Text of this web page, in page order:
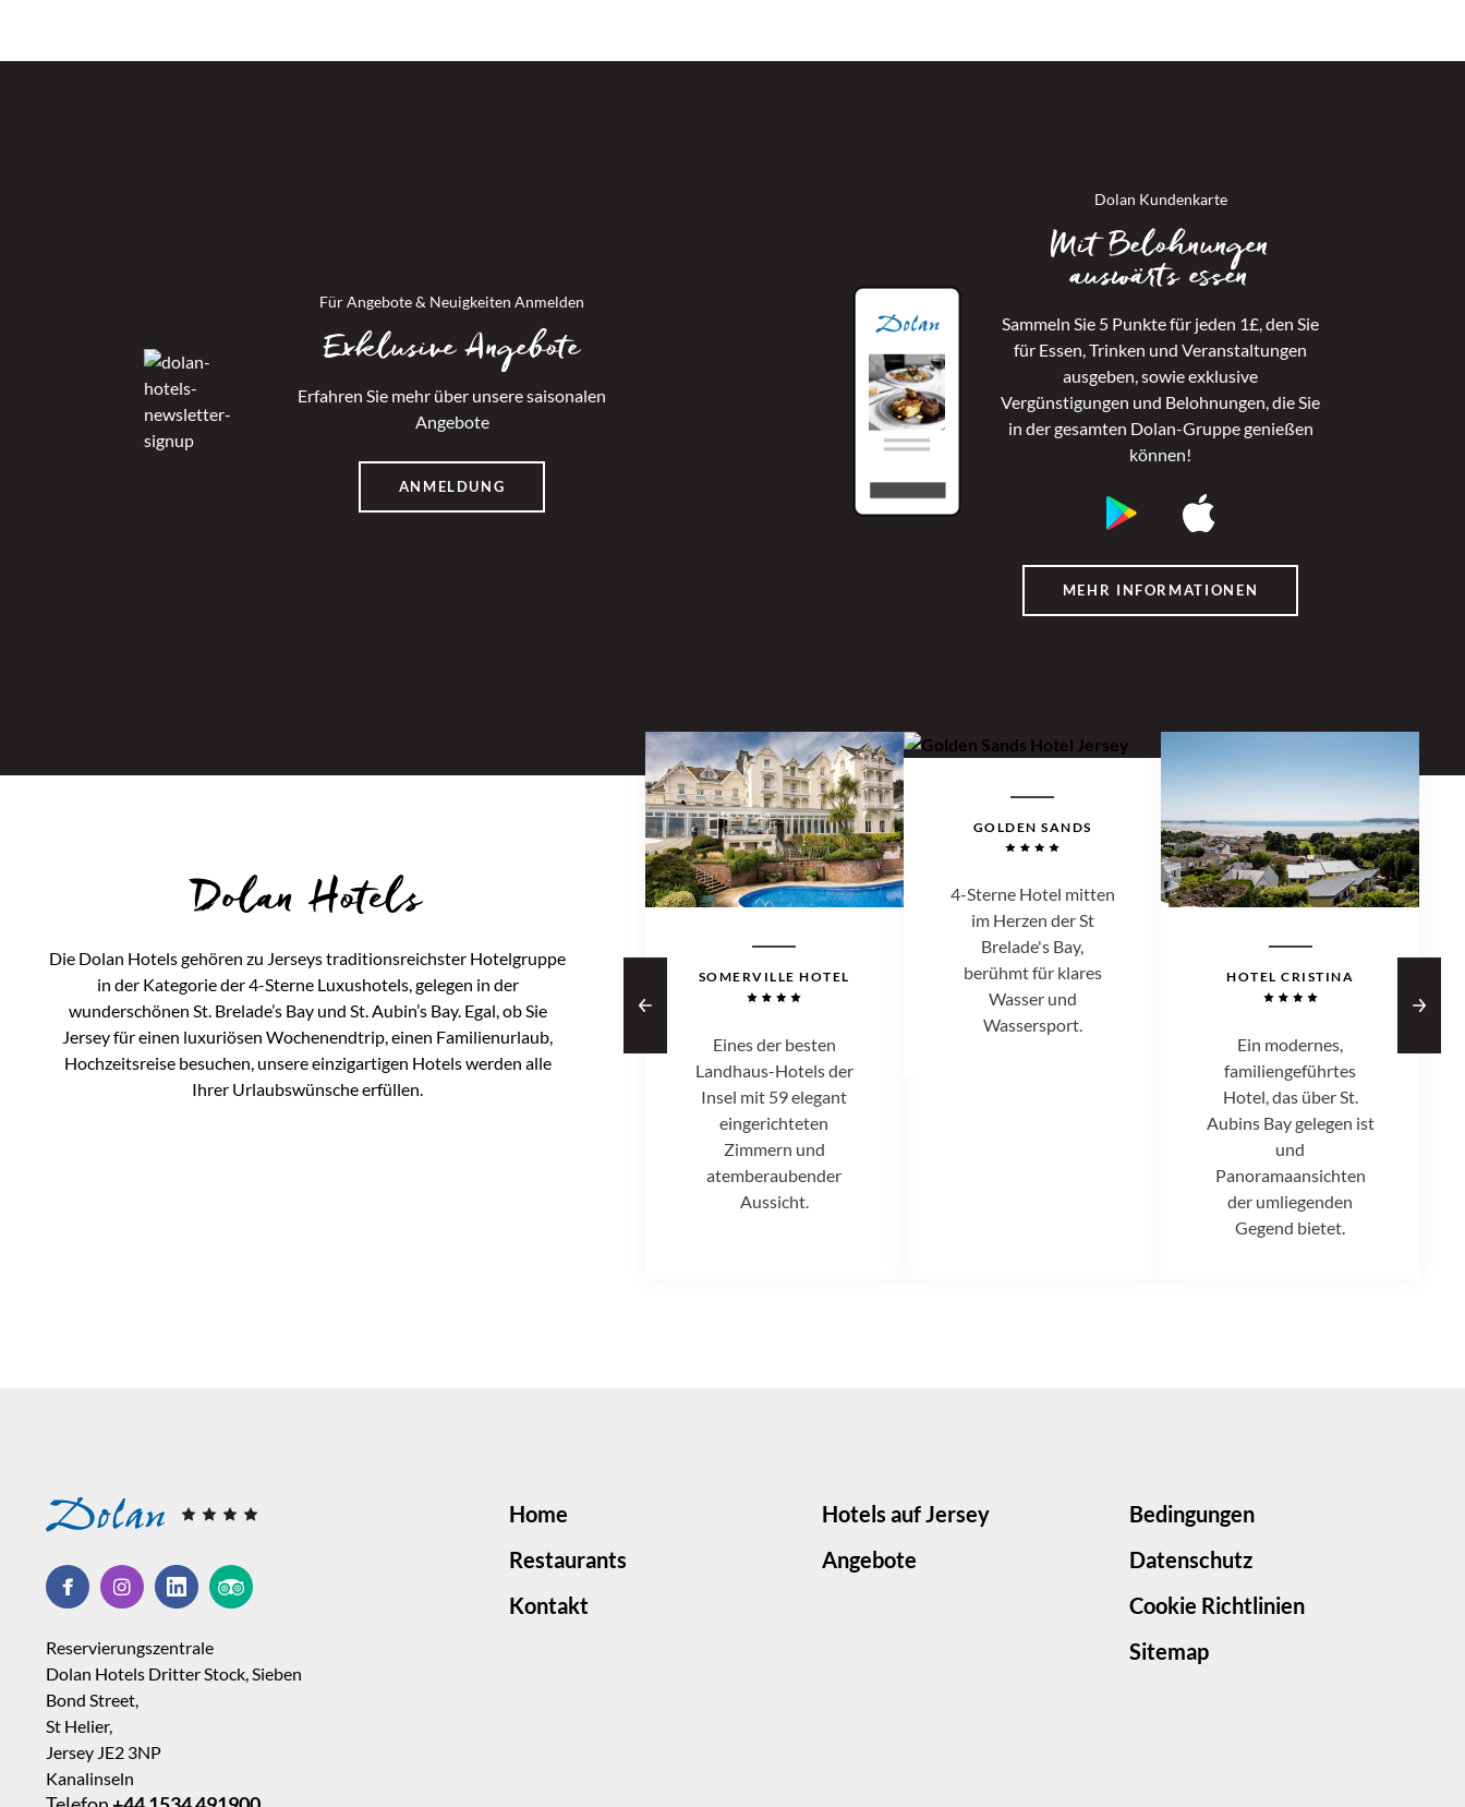
Für Angebote & Neuigkeiten Anmelden
Exklusive Angebote
Erfahren Sie mehr über unsere saisonalen
Angebote
ANMELDUNG
Dolan Kundenkarte
Mit Belohnungen
auswärts essen
Sammeln Sie 5 Punkte für jeden 1£, den Sie
für Essen, Trinken und Veranstaltungen
ausgeben, sowie exklusive
Vergünstigungen und Belohnungen, die Sie
in der gesamten Dolan-Gruppe genießen
können!
MEHR INFORMATIONEN
Dolan Hotels
Die Dolan Hotels gehören zu Jerseys traditionsreichster Hotelgruppe
in der Kategorie der 4-Sterne Luxushotels, gelegen in der
wunderschönen St. Brelade’s Bay und St. Aubin’s Bay. Egal, ob Sie
Jersey für einen luxuriösen Wochenendtrip, einen Familienurlaub,
Hochzeitsreise besuchen, unsere einzigartigen Hotels werden alle
Ihrer Urlaubswünsche erfüllen.
SOMERVILLE HOTEL
Eines der besten
Landhaus-Hotels der
Insel mit 59 elegant
eingerichteten
Zimmern und
atemberaubender
Aussicht.
GOLDEN SANDS
4-Sterne Hotel mitten
im Herzen der St
Brelade's Bay,
berühmt für klares
Wasser und
Wassersport.
HOTEL CRISTINA
Ein modernes,
familiengeführtes
Hotel, das über St.
Aubins Bay gelegen ist
und
Panoramaansichten
der umliegenden
Gegend bietet.
Reservierungszentrale
Dolan Hotels Dritter Stock, Sieben
Bond Street,
St Helier,
Jersey JE2 3NP
Kanalinseln
Home
Hotels auf Jersey
Restaurants
Angebote
Kontakt
Bedingungen
Datenschutz
Cookie Richtlinien
Sitemap